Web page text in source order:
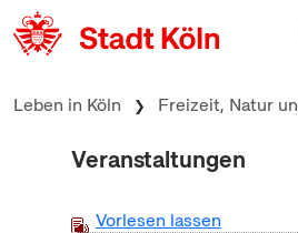
zum Inhalt springen
Leben in Köln Freizeit, Natur
Veranstaltungen
Vorlesen lassen